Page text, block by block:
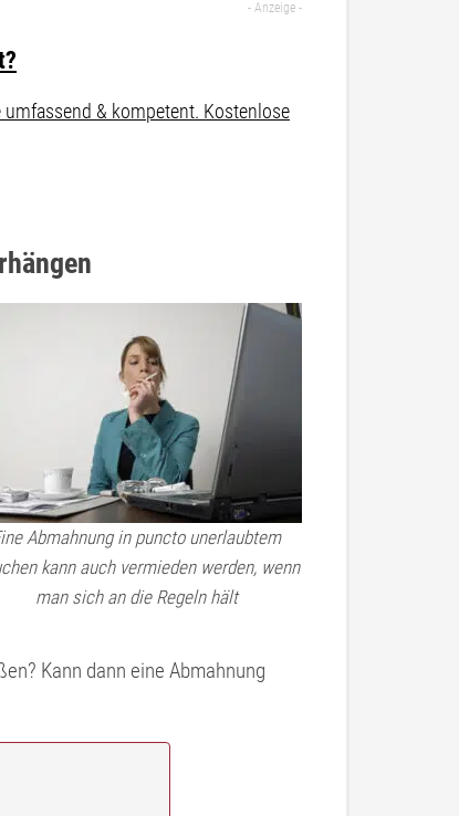
& kompetent. Kostenlose
Abmahnung in puncto unerlaubtem
kann auch vermieden werden, wenn
man sich an die Regeln hält
Kann dann eine Abmahnung